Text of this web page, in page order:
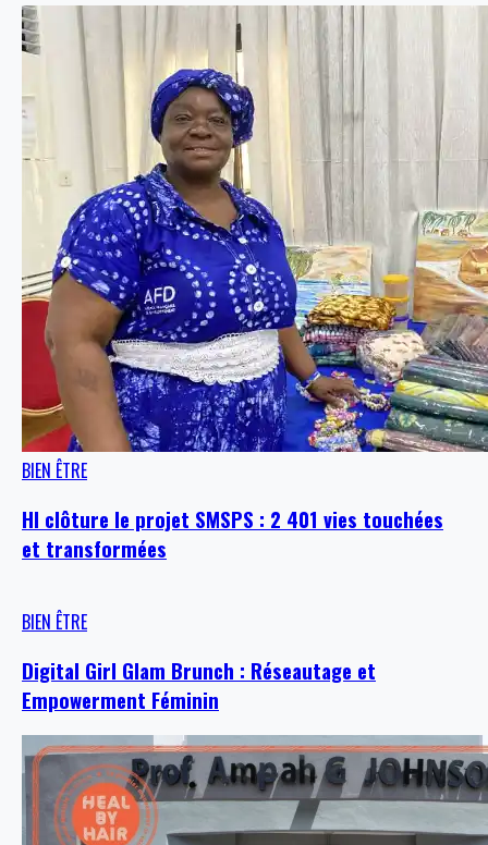
BIEN ÊTRE
HI clôture le projet SMSPS : 2 401 vies touchées
et transformées
BIEN ÊTRE
Digital Girl Glam Brunch : Réseautage et
Empowerment Féminin